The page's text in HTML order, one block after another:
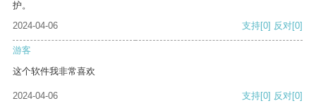
护。
2024-04-06
支持[0] 反对[0]
游客
这个软件我非常喜欢
2024-04-06 支持[0] 反对[0]